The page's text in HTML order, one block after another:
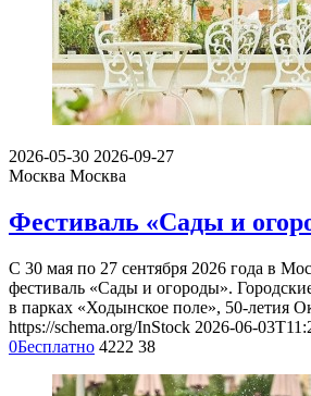
2026-05-30 2026-09-27
Москва Москва
Фестиваль «Сады и
С 30 мая по 27 сентября 2026 года в
фестиваль «Сады и огороды».
в парках «Ходынское поле», 50-летия
https://schema.org/InStock 2026-06-
0Бесплатно 4222 38